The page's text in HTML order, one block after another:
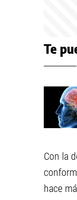
Te
Con la
hace